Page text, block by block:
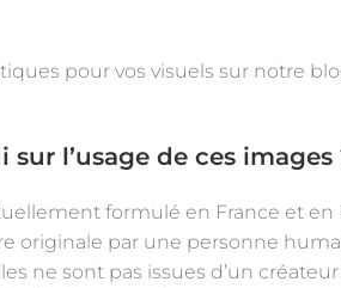
pour vos visuels sur notre
l’usage de ces images
formulé en France et
originale par une personne
ne sont pas issues d’un